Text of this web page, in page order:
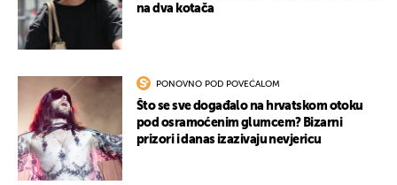
na dva kotača
PONOVNO POD POVEĆALOM
Što se sve događalo na hrvatskom otoku
pod osramoćenim glumcem? Bizarni
prizori i danas izazivaju nevjericu